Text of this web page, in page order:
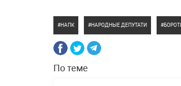
НАПК НАРОДНЫЕ ДЕПУТАТИ
По теме